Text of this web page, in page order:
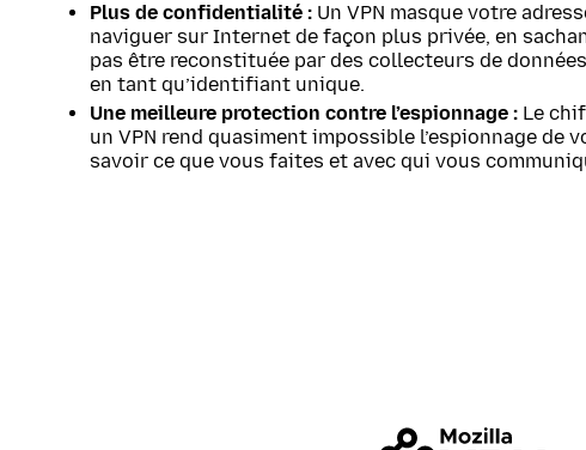
Plus de confidentialité : Un VPN masque votre
naviguer sur Internet de façon plus privée, en
pas être reconstituée par des collecteurs de
en tant qu’identifiant unique.
Une meilleure protection contre l’espionnage : Le
un VPN rend quasiment impossible l’espionnage de
savoir ce que vous faites et avec qui vous